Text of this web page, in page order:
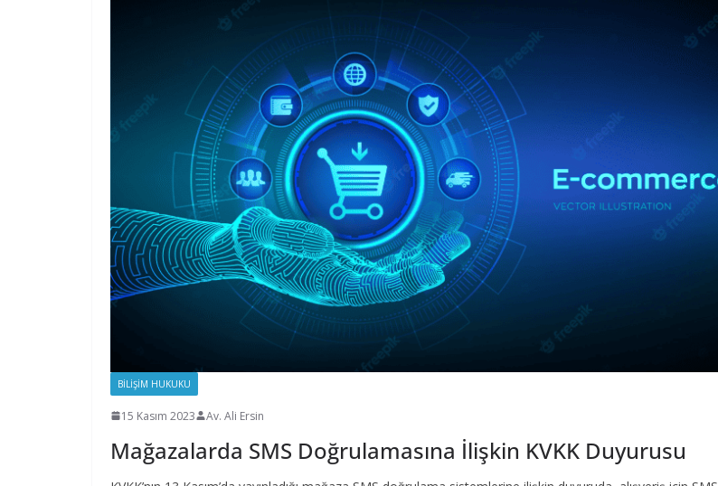
BILIŞIM HUKUKU
15 Kasım 2023 Av. Ali Ersin
Mağazalarda SMS Doğrulamasına İlişkin KVKK Duyurusu